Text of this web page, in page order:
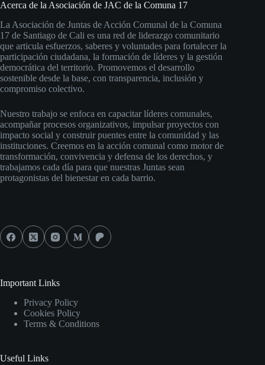
Acerca de la Asociación de JAC de la Comuna 17
La Asociación de Juntas de Acción Comunal de la Comuna
17 de Santiago de Cali es una red de liderazgo comunitario
que articula esfuerzos, saberes y voluntades para fortalecer la
participación ciudadana, la formación de líderes y la gestión
democrática del territorio. Promovemos el desarrollo
sostenible desde la base, con transparencia, inclusión y
compromiso colectivo.
Nuestro trabajo se enfoca en capacitar líderes comunales,
acompañar procesos organizativos, impulsar proyectos con
impacto social y construir puentes entre la comunidad y las
instituciones. Creemos en la acción comunal como motor de
transformación, convivencia y defensa de los derechos, y
trabajamos cada día para que nuestras Juntas sean
protagonistas del bienestar en cada barrio.
Important Links
Privacy Policy
Cookies Policy
Terms & Conditions
Useful Links